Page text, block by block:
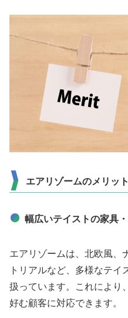
エアリゾームのメリット
幅広いテイストの家具
エアリゾームは、北欧風、
トリアルなど、多様なテイ
扱っています。これにより
好む顧客に対応できます。